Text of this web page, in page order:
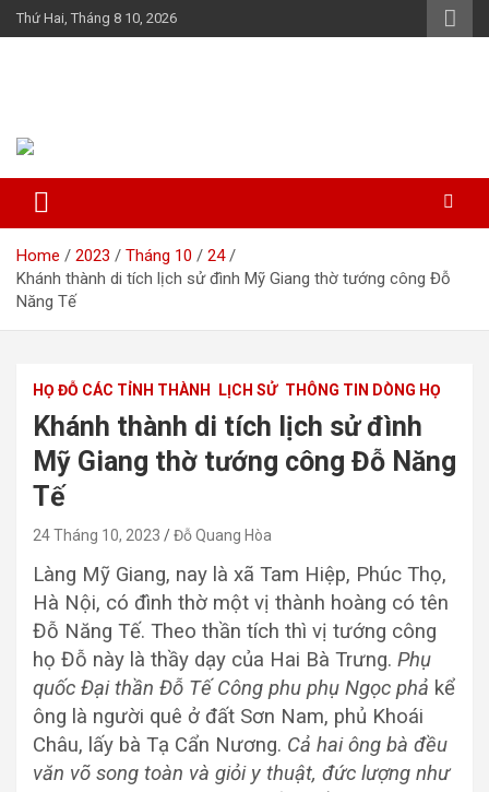
Skip
to
Thứ Hai, Tháng 8 10, 2026
Home 2023 Tháng 10
24
Khánh thành di tích lịch sử đình Mỹ Giang thờ tướng công Đỗ
Năng Tế
HỌ ĐỖ CÁC TỈNH THÀNH LỊCH SỬ THÔNG TIN DÒNG HỌ
Khánh thành di tích lịch sử đình
Mỹ Giang thờ tướng công Đỗ Năng
Tế
24 Tháng 10, 2023 Đỗ Quang Hòa
Làng Mỹ Giang, nay là xã Tam Hiệp, Phúc Thọ,
Hà Nội, có đình thờ một vị thành hoàng có tên
Đỗ Năng Tế. Theo thần tích thì vị tướng công
họ Đỗ này là thầy dạy của Hai Bà Trưng. Phụ
quốc Đại thần Đỗ Tế Công phu phụ Ngọc phả kể
ông là người quê ở đất Sơn Nam, phủ Khoái
Châu, lấy bà Tạ Cẩn Nương. Cả hai ông bà đều
văn võ song toàn và giỏi y thuật, đức lượng như